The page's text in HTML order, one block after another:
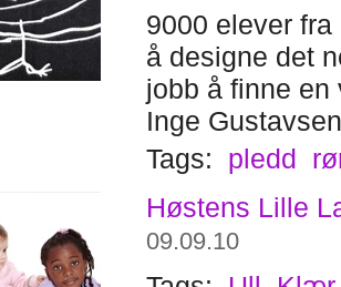
9000 elever
å designe det
jobb å finne en
Inge
Tags:
pledd
Høstens Lille
09.09.10